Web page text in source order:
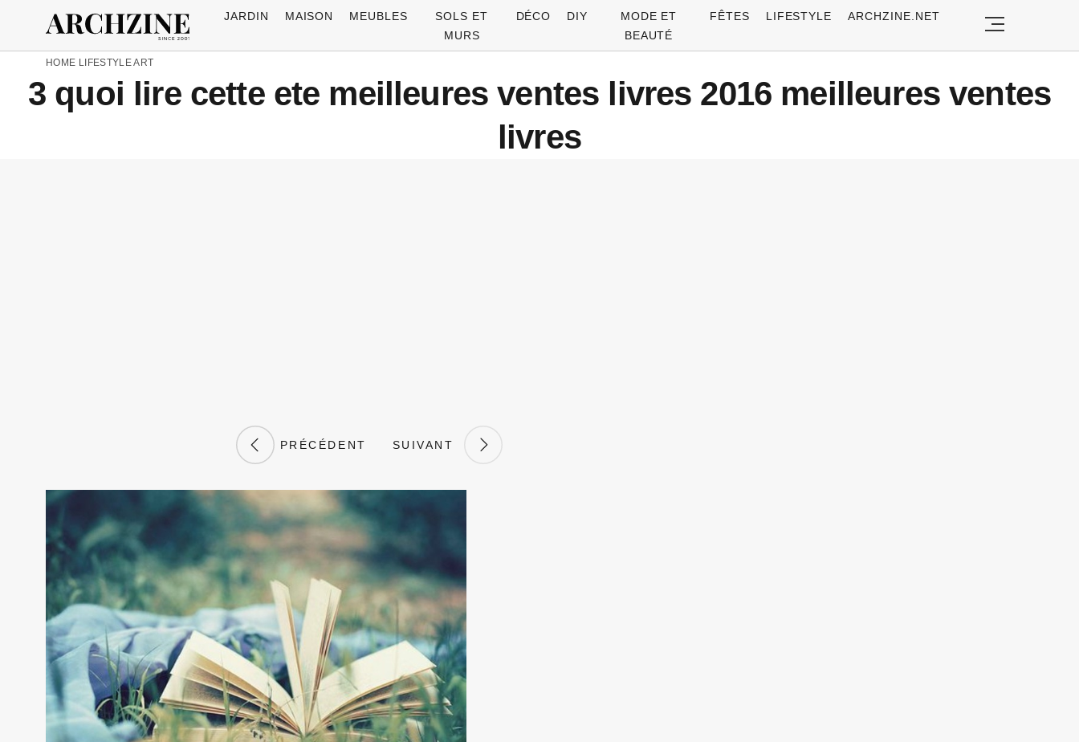
JARDIN MAISON MEUBLES
SOLS ET
MURS
DÉCO DIY
MODE ET
BEAUTÉ
FÊTES LIFESTYLE ARCHZINE.NET
HOME LIFESTYLEART
3 quoi lire cette ete meilleures ventes livres 2016 meilleures ventes
livres
PRÉCÉDENT SUIVANT